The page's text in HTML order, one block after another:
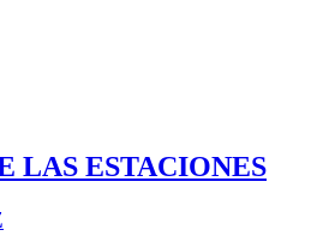
LAS ESTACIONES